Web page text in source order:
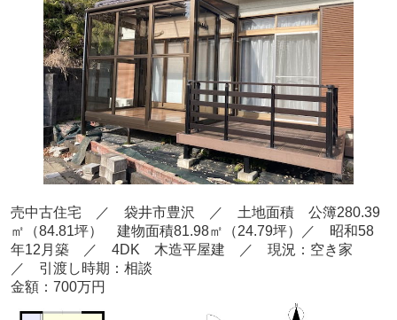
売中古住宅 ／ 袋井市豊沢
／ 土地面積 公簿280.39
㎡（84.81坪） 建物面積81.98㎡（24.79坪）／ 昭和58
年12 月築 ／ 4DK 木造平屋建 ／ 現況：空き家
／ 引渡し時期：相談
金額：700万円